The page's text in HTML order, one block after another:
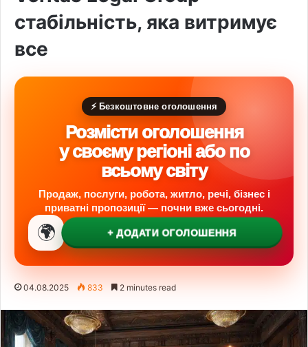
стабільність, яка витримує
все
⚡ Безкоштовне оголошення
Розмісти оголошення
у своєму регіоні або по
всьому світу
Продаж, послуги, робота, житло, речі, бізнес і
приватні пропозиції — почни вже сьогодні.
🌍 + ДОДАТИ ОГОЛОШЕННЯ
04.08.2025 833 2 minutes read